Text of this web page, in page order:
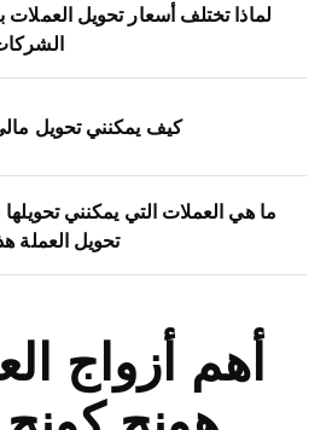
لماذا تختلف أسعار تحويل العملات بين
الشركات؟
كيف يمكنني تحويل مالى؟
ما هي العملات التي يمكنني تحويلها مع
تحويل العملة هذا؟
أهم أزواج